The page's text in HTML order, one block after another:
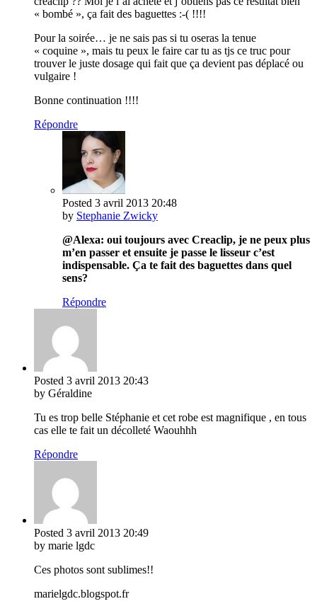
« bombé », ça fait des baguettes :-( !!!!
Pour la soirée… je ne sais pas si tu oseras la tenue
« coquine », mais tu peux le faire car tu as tjs ce truc pour
trouver le juste dosage qui fait que ça devient pas déplacé ou
vulgaire !
Bonne continuation !!!!
Répondre
Posted 3 avril 2013 20:48
by Stephanie Zwicky
@Alexa: oui toujours avec Creaclip, je ne peux plus
m’en passer et ensuite je passe le lisseur c’est
indispensable. Ça te fait des baguettes dans quel
sens?
Répondre
Posted 3 avril 2013 20:43
by Géraldine
Tu es trop belle Stéphanie et cet robe est magnifique , en tous
cas elle te fait un décolleté Waouhhh
Répondre
Posted 3 avril 2013 20:49
by marie lgdc
Ces photos sont sublimes!!
marielgdc.blogspot.fr